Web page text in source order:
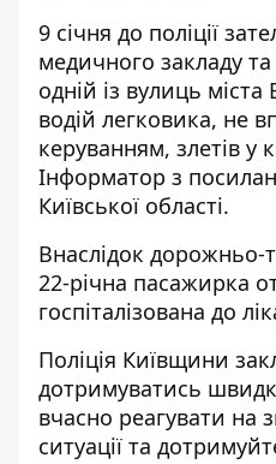
9 січня до поліції
медичного закладу
одній із вулиць
водій легковика, не
керуванням, злетів у
Інформатор з
Київської області.
Внаслідок дорожньо-
22-річна пасажирка
госпіталізована до
Поліція Київщини
дотримуватись
вчасно реагувати на
ситуації та